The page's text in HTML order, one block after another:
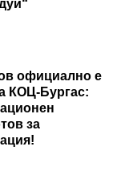
официално е
КОЦ-Бургас:
за